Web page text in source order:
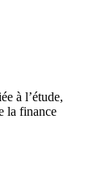
à l’étude,
la finance